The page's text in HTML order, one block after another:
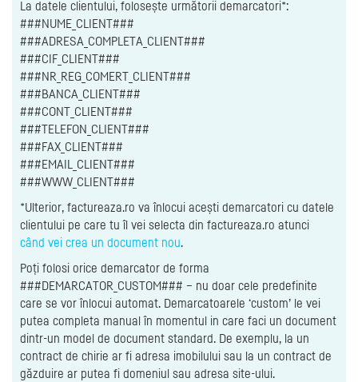
La datele clientului, folosește următorii demarcatori*:
###NUME_CLIENT###
###ADRESA_COMPLETA_CLIENT###
###CIF_CLIENT###
###NR_REG_COMERT_CLIENT###
###BANCA_CLIENT###
###CONT_CLIENT###
###TELEFON_CLIENT###
###FAX_CLIENT###
###EMAIL_CLIENT###
###WWW_CLIENT###
*Ulterior, factureaza.ro va înlocui acești demarcatori cu datele
clientului pe care tu îl vei selecta din factureaza.ro atunci
când vei crea un document nou.
Poți folosi orice demarcator de forma
###DEMARCATOR_CUSTOM### – nu doar cele predefinite
care se vor înlocui automat. Demarcatoarele ‘custom’ le vei
putea completa manual în momentul in care faci un document
dintr-un model de document standard. De exemplu, la un
contract de chirie ar fi adresa imobilului sau la un contract de
găzduire ar putea fi domeniul sau adresa site-ului.